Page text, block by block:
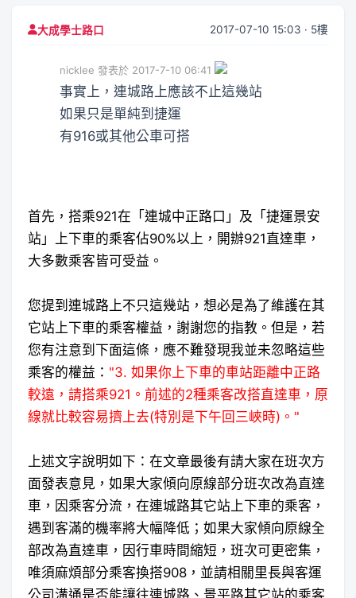
大成學士路口 2017-07-10 15:03 · 5樓
nicklee 發表於 2017-7-10 06:41
事實上，連城路上應該不止這幾站
如果只是單純到捷運
有916或其他公車可搭
首先，搭乘921在「連城中正路口」及「捷運景安
站」上下車的乘客佔90%以上，開辦921直達車，
大多數乘客皆可受益。
您提到連城路上不只這幾站，想必是為了維護在其
它站上下車的乘客權益，謝謝您的指教。但是，若
您有注意到下面這條， 應不難發現我並未忽略這些
乘客的權益 ： "3. 如果你上下車的車站距離中正路
較遠，請搭乘921。前述的2種乘客改搭直達車，原
線就比較容易擠上去(特別是下午回三峽時)。"
上述文字說明如下：在文章最後有請大家在班次方
面發表意見，如果大家傾向原線部分班次改為直達
車，因乘客分流，在連城路其它站上下車的乘客，
遇到客滿的機率將大幅降低；如果大家傾向原線全
部改為直達車，因行車時間縮短，班次可更密集，
唯須麻煩部分乘客換搭908，並請相關里長與客運